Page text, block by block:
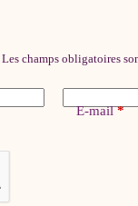
Les champs obligatoires
E-mail*